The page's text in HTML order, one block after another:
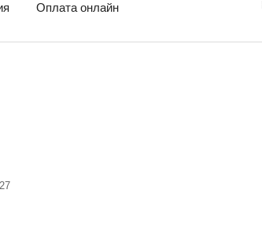
Оплата онлайн